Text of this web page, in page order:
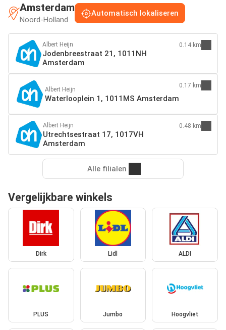
Amsterdam
Noord-Holland
Automatisch lokaliseren
Albert Heijn
Jodenbreestraat 21, 1011NH
Amsterdam
0.14 km
Albert Heijn
Waterlooplein 1, 1011MS Amsterdam
0.17 km
Albert Heijn
Utrechtsestraat 17, 1017VH
Amsterdam
0.48 km
Alle filialen
Vergelijkbare winkels
Dirk Lidl ALDI
PLUS Jumbo Hoogvliet